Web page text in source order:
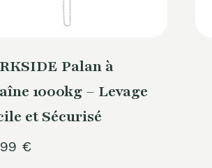
Palan à
1000kg – Levage
et Sécurisé
€